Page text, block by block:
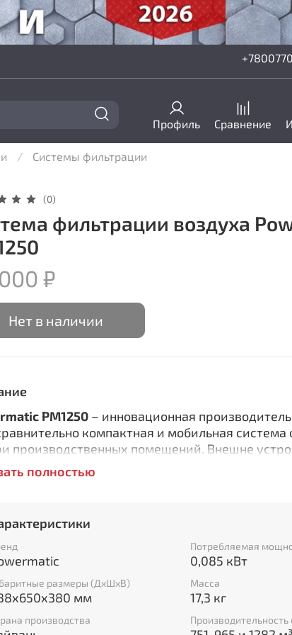
Профиль Сравнение
Системы фильтрации
(0)
фильтрации воздуха
₽
Нет в наличии
PM1250 – инновационная
компактная и мобильная система
производственных помещений. Внешне
заключенный внутрь защитного кожуха.
поворотов, ни препятствий в виде
частиц.
электростатического фильтрующего
но и жидкие аэрозольные, благодаря чему
очищать атмосферу помещений от
размера, загрязнений. Минимальный
полностью
Потребляемая
0,085 кВт
размеры (ДхШхВ)
мм
Масса
17,3 кг
производства Производительность